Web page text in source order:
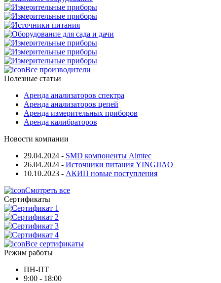
Все производители
Полезные статьи
Аренда анализаторов спектра
Аренда анализаторов цепей
Аренда измерительных приборов
Аренда калибраторов
Новости компании
29.04.2024 - SMD компоненты Aimtec
26.04.2024 - Источники питания YINGJIAO
10.10.2023 - АКИП новые поступления
Смотреть все
Сертификаты
Все сертификаты
Режим работы
ПН-ПТ
9:00 - 18:00